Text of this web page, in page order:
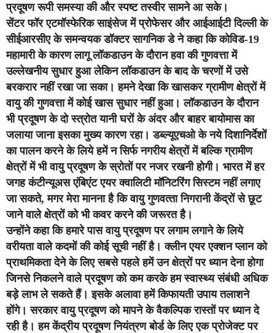
प्रदूषण रूपी समस्‍या की और स्‍पष्‍ट तस्‍वीर सामने आ सके।
सेंटर फॉर एटमॉस्‍फेरिक साइंसेज में प्रोफेसर और आईआईटी दिल्‍ली के
सीईआरसीए के समन्‍वयक डॉक्टर सागनिक डे ने कहा कि कोविड-19
महामारी के कारण लागू लॉकडाउन के दौरान हवा की गुणवत्ता में
उल्लेखनीय सुधार हुआ लेकिन लॉकडाउन के बाद के चरणों में उसे
बरकरार नहीं रखा जा सका। हमने देखा कि खासकर ग्रामीण क्षेत्रों में
वायु की गुणवत्ता में कोई खास सुधार नहीं हुआ। लॉकडाउन के दौरान
भी प्रदूषण के दो स्त्रोत यानी घरों के अंदर और बाहर बायोमास का
जलाया जाना इसका मुख्‍य कारण रहा। डब्‍ल्‍यूएचओ के नये दिशानिर्देशों
का पालन करने के लिये हमें न सिर्फ नगरीय क्षेत्रों में बल्कि ग्रामीण
क्षेत्रों में भी वायु प्रदूषण के स्रोतों पर नजर रखनी होगी। भारत में हर
जगह कंटीन्यूअस एंबिएंट एयर क्वालिटी मॉनिटरिंग सिस्टम नहीं लगाए
जा सकते, मगर मेरा मानना है कि वायु गुणवत्‍ता निगरानी केंद्रों से छूट
जाने वाले क्षेत्रों को भी कवर करने की जरूरत है।
उन्‍होंने कहा कि हमारे पास वायु प्रदूषण पर लगाम लगाने के लिये
वरीयता वाले कदमों की कोई सूची नहीं है। क्लीन एयर एक्शन प्लान को
प्राथमिकता देने के लिए सबसे पहले हमें उन क्षेत्रों पर ध्‍यान देना होगा
जिनसे निकलने वाले प्रदूषण को कम करके हम स्वास्थ्य संबंधी अधिक
बड़े लाभ ले सकते हैं। इसके अलावा हमें किफायती उपाय तलाशने
होंगे। सरकार वायु प्रदूषण को मापने के वैकल्पिक रास्तों पर ध्यान दे
रही है। हम केंद्रीय प्रदूषण नियंत्रण बोर्ड के लिए एक प्रोजेक्ट पर